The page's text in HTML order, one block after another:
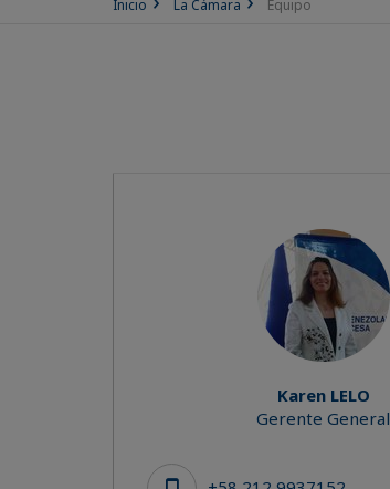
Inicio La Cámara Equipo
Karen LELO
Gerente General